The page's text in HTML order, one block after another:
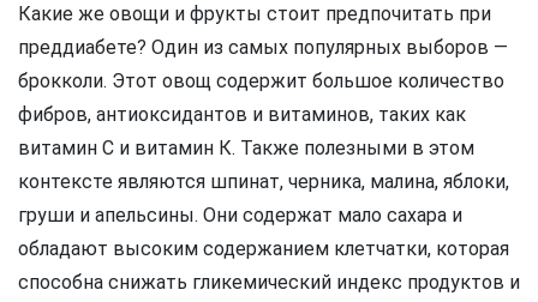
Какие же овощи и фрукты стоит предпочитать при
преддиабете? Один из самых популярных выборов —
брокколи. Этот овощ содержит большое количество
фибров, антиоксидантов и витаминов, таких как
витамин С и витамин К. Также полезными в этом
контексте являются шпинат, черника, малина, яблоки,
груши и апельсины. Они содержат мало сахара и
обладают высоким содержанием клетчатки, которая
способна снижать гликемический индекс продуктов и